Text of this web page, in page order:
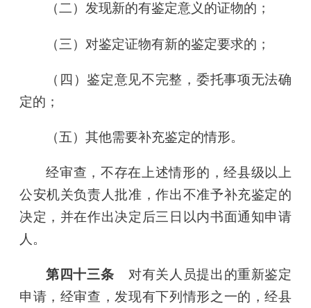
（二）发现新的有鉴定意义的证物的；
（三）对鉴定证物有新的鉴定要求的；
（四）鉴定意见不完整，委托事项无法确
定的；
（五）其他需要补充鉴定的情形。
经审查，不存在上述情形的，经县级以上
公安机关负责人批准，作出不准予补充鉴定的
决定，并在作出决定后三日以内书面通知申请
人。
第四十三条 对有关人员提出的重新鉴定
申请，经审查，发现有下列情形之一的，经县